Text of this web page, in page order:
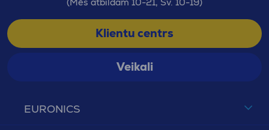
EURONICS
Klientu centrs
Veikali